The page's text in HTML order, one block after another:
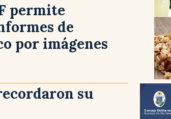
permite
de
por imágenes
su